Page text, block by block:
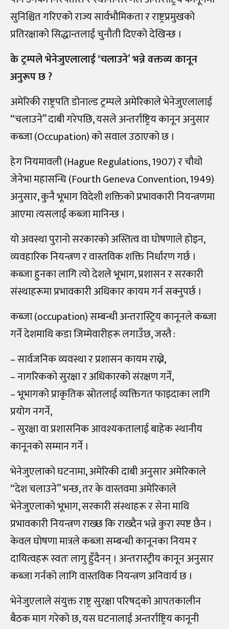
सुनिश्चित गरिएको राज्य सार्वभौमिकता र राष्ट्रप्रमुखको
प्रतिरक्षाको सिद्धान्तलाई चुनौती दिएको देखिन्छ ।
के ट्रम्पले भेनेजुएलालाई ‘चलाउने’ भन्ने वक्तव्य कानून
अनुरूप छ ?
अमेरिकी राष्ट्रपति डोनाल्ड ट्रम्पले अमेरिकाले भेनेजुएलालाई
“चलाउने” दाबी गरेपछि, यसले अन्तर्राष्ट्रिय कानून अनुसार
कब्जा (Occupation) को सवाल उठाएको छ ।
हेग नियमावली (Hague Regulations, 1907) र चौथो
जेनेभा महासन्धि (Fourth Geneva Convention, 1949)
अनुसार, कुनै भूभाग विदेशी शक्तिको प्रभावकारी नियन्त्रणमा
आएमा त्यसलाई कब्जा मानिन्छ ।
यो अवस्था पुरानो सरकारको अस्तित्व वा घोषणाले होइन,
व्यवहारिक नियन्त्रण र वास्तविक शक्ति निर्धारण गर्छ ।
कब्जा हुनका लागि त्यो देशले भूभाग, प्रशासन र सरकारी
संस्थाहरूमा प्रभावकारी अधिकार कायम गर्न सक्नुपर्छ ।
कब्जा (occupation) सम्बन्धी अन्तरास्ट्रिय कानूनले कब्जा
गर्ने देशमाथि कडा जिम्मेवारीहरू लगाउँछ, जस्तै :
– सार्वजनिक व्यवस्था र प्रशासन कायम राख्ने,
– नागरिकको सुरक्षा र अधिकारको संरक्षण गर्ने,
– भूभागको प्राकृतिक स्रोतलाई व्यक्तिगत फाइदाका लागि
प्रयोग नगर्ने,
– सुरक्षा वा प्रशासनिक आवश्यकतालाई बाहेक स्थानीय
कानूनको सम्मान गर्ने ।
भेनेजुएलाको घटनामा, अमेरिकी दाबी अनुसार अमेरिकाले
“देश चलाउने” भन्छ, तर के वास्तवमा अमेरिकाले
भेनेजुएलाको भूभाग, सरकारी संस्थाहरू र सेना माथि
प्रभावकारी नियन्त्रण राख्छ कि राख्दैन भन्ने कुरा स्पष्ट छैन ।
केवल घोषणा मात्रले कब्जा सम्बन्धी कानूनका नियम र
दायित्वहरू स्वतः लागु हुँदैनन् । अन्तरास्ट्रीय कानून अनुसार
कब्जा गर्नको लागि वास्तविक नियन्त्रण अनिवार्य छ ।
भेनेजुएलाले संयुक्त राष्ट्र सुरक्षा परिषद्को आपतकालीन
बैठक माग गरेको छ, यस घटनालाई अन्तर्राष्ट्रिय कानूनी